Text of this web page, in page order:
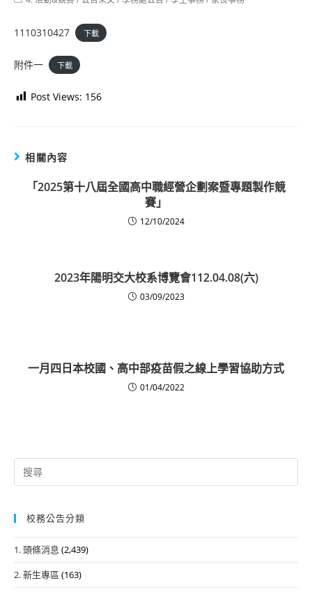
1110310427 下載
附件一 下載
Post Views: 156
相關內容
「2025第十八屆全國高中職經營企劃案暨專題製作競
賽」
12/10/2024
2023年陽明交大校系博覽會112.04.08(六)
03/09/2023
一月四日本校國、高中部疫苗假之線上學習協助方式
01/04/2022
Search
for:
校務公告分類
1. 頭條消息 (2,439)
2. 新生專區 (163)